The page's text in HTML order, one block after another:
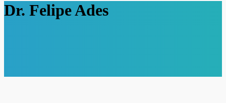
Dr. Felipe Ades